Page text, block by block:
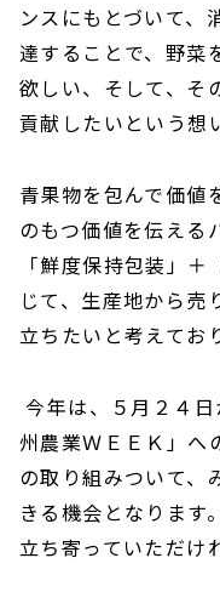
ンスにもとづいて、
達することで、野菜
欲しい、そして、そ
貢献したいという想
青果物を包んで価値
のもつ価値を伝える
「鮮度保持包装」
じて、生産地から売
立ちたいと考えてお
今年は、５月２４
州農業ＷＥＥＫ」へ
の取り組みついて、
きる機会となります
立ち寄っていただけ